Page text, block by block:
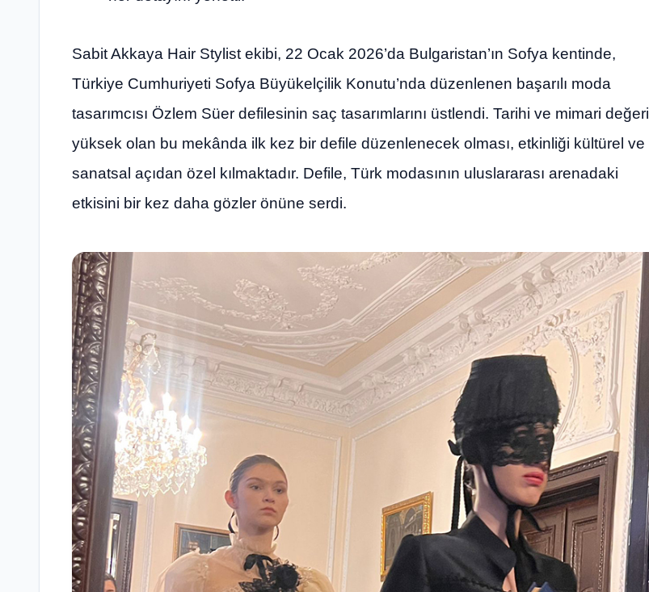
Sabit Akkaya Hair Stylist ekibi, 22 Ocak 2026’da Bulgaristan’ın Sofya kentinde,
Türkiye Cumhuriyeti Sofya Büyükelçilik Konutu’nda düzenlenen başarılı moda
tasarımcısı Özlem Süer defilesinin saç tasarımlarını üstlendi. Tarihi ve mimari değeri
yüksek olan bu mekânda ilk kez bir defile düzenlenecek olması, etkinliği kültürel ve
sanatsal açıdan özel kılmaktadır. Defile, Türk modasının uluslararası arenadaki
etkisini bir kez daha gözler önüne serdi.